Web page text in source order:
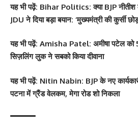
यह भी पढ़ें: Bihar Politics: क्या BJP नीतीश
JDU ने दिया बड़ा बयान: ‘मुख्यमंत्री की कुर्सी
यह भी पढ़ें: Amisha Patel: अमीषा पटेल को
सिज़लिंग लुक ने सबको किया दीवाना
यह भी पढ़ें: Nitin Nabin: BJP के नए
पटना में ग्रैंड वेलकम, मेगा रोड शो निकला